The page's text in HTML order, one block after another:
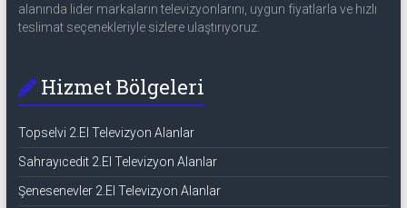
alanında lider markaların televizyonlarını, uygun fiyatlarla ve hızlı
teslimat seçenekleriyle sizlere ulaştırıyoruz.
Hizmet Bölgeleri
Topselvi 2.El Televizyon Alanlar
Sahrayıcedit 2.El Televizyon Alanlar
Şenesenevler 2.El Televizyon Alanlar